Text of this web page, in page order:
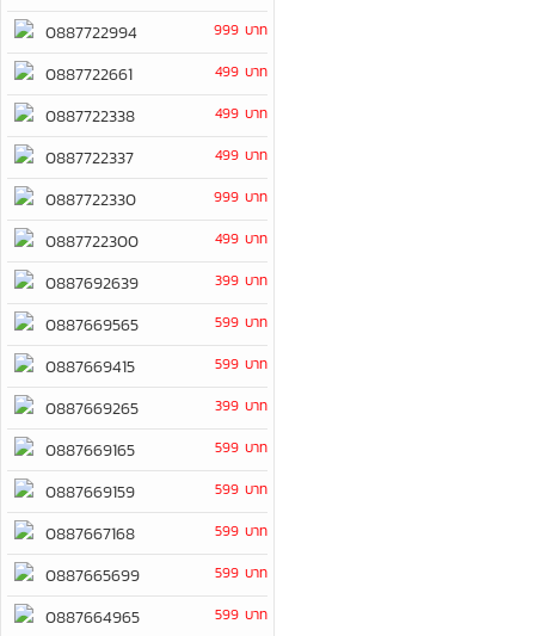
0887722994
999 บาท
0887722661 499 บาท
0887722338 499 บาท
0887722337 499 บาท
0887722330 999 บาท
0887722300 499 บาท
0887692639 399 บาท
0887669565 599 บาท
0887669415 599 บาท
0887669265 399 บาท
0887669165 599 บาท
0887669159 599 บาท
0887667168 599 บาท
0887665699 599 บาท
0887664965 599 บาท